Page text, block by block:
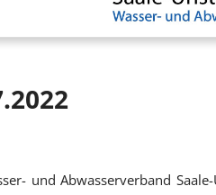
und Abwasserverband